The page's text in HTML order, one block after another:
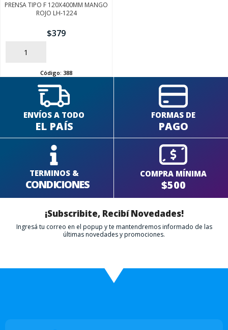
PRENSA TIPO F 120X400MM MANGO
ROJO LH-1224
$379
AÑADIR
Código: 388
ENVÍOS A TODO
EL PAÍS
FORMAS DE
PAGO
TERMINOS &
CONDICIONES
COMPRA MÍNIMA
$500
¡Subscribite, Recibí Novedades!
Ingresá tu correo en el popup y te mantendremos informado de las
últimas novedades y promociones.
SEGUÍ COMPRANDO